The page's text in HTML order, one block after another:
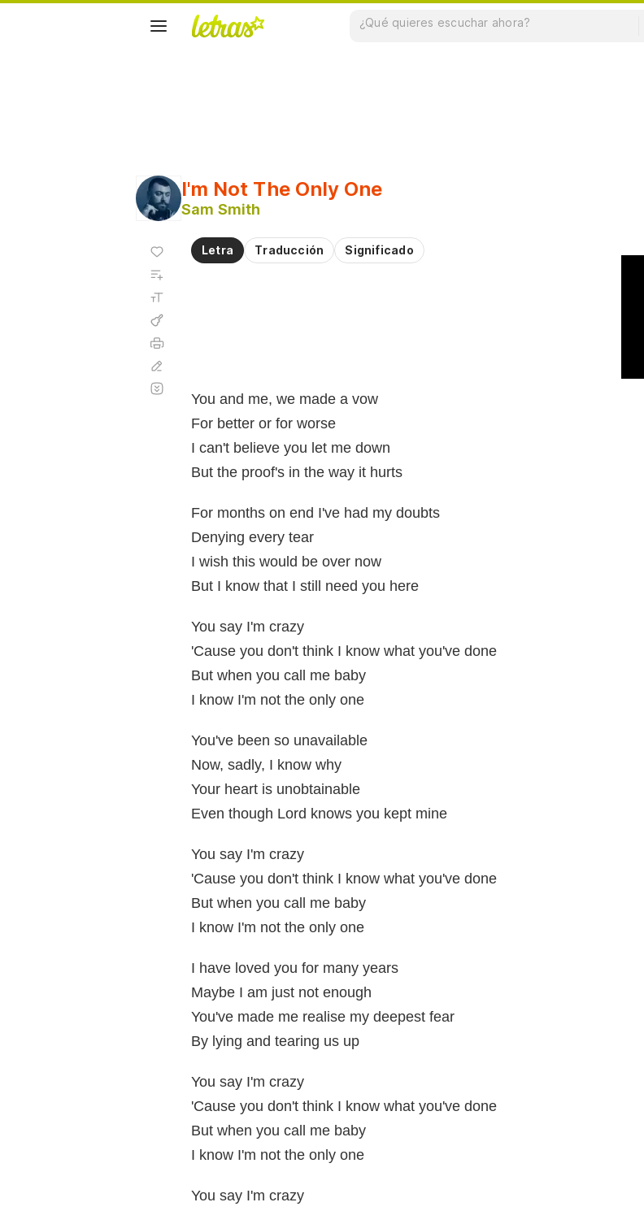
I'm Not The Only One
Sam Smith
Letra Traducción Significado
You and me, we made a vow
For better or for worse
I can't believe you let me down
But the proof's in the way it hurts
For months on end I've had my doubts
Denying every tear
I wish this would be over now
But I know that I still need you here
You say I'm crazy
'Cause you don't think I know what you've done
But when you call me baby
I know I'm not the only one
You've been so unavailable
Now, sadly, I know why
Your heart is unobtainable
Even though Lord knows you kept mine
You say I'm crazy
'Cause you don't think I know what you've done
But when you call me baby
I know I'm not the only one
I have loved you for many years
Maybe I am just not enough
You've made me realise my deepest fear
By lying and tearing us up
You say I'm crazy
'Cause you don't think I know what you've done
But when you call me baby
I know I'm not the only one
You say I'm crazy
Agregar
favoritos
Agregar
automático